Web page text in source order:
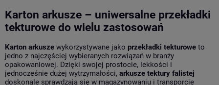
Karton arkusze – uniwersalne przekładki
tekturowe do wielu zastosowań
Karton arkusze wykorzystywane jako przekładki tekturowe to
jedno z najczęściej wybieranych rozwiązań w branży
opakowaniowej. Dzięki swojej prostocie, lekkości i
jednocześnie dużej wytrzymałości, arkusze tektury falistej
doskonale sprawdzają się w magazynowaniu i transporcie